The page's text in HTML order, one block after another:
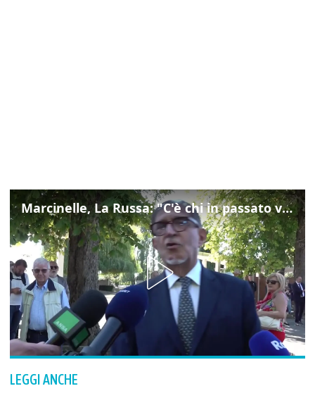
Marcinelle, La Russa: "C'è chi in passato voltava le spalle a Marcinelle"
LEGGI ANCHE